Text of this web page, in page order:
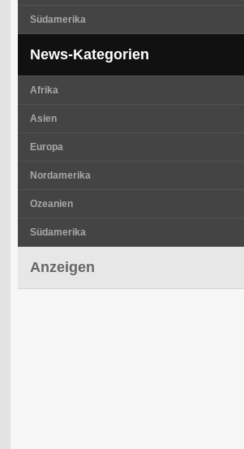
Südamerika
News-Kategorien
Afrika
Asien
Europa
Nordamerika
Ozeanien
Südamerika
Anzeigen